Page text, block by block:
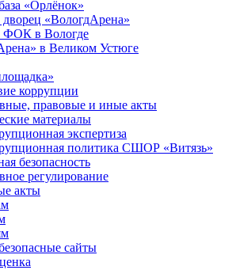
«Орлёнок»
«ВологдАрена»
ФОК в Вологде
в Великом Устюге
коррупции
правовые и иные акты
материалы
экспертиза
политика СШОР «Витязь»
безопасность
регулирование
акты
сайты